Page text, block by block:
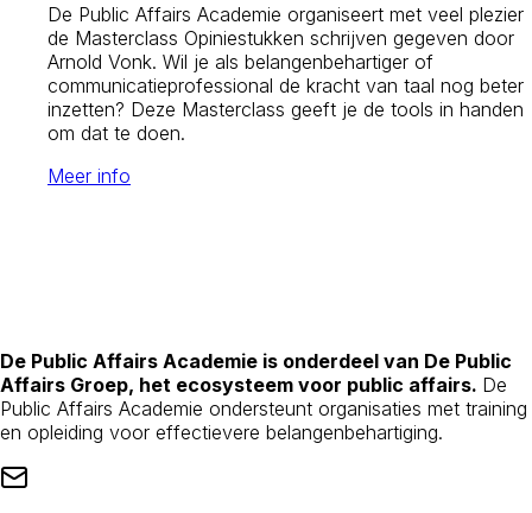
De Public Affairs Academie organiseert met veel plezier
de Masterclass Opiniestukken schrijven gegeven door
Arnold Vonk. Wil je als belangenbehartiger of
communicatieprofessional de kracht van taal nog beter
inzetten? Deze Masterclass geeft je de tools in handen
om dat te doen.
Meer info
De Public Affairs Academie is onderdeel van De Public
Affairs Groep, het ecosysteem voor public affairs. De
Public Affairs Academie ondersteunt organisaties met training
en opleiding voor effectievere belangenbehartiging.